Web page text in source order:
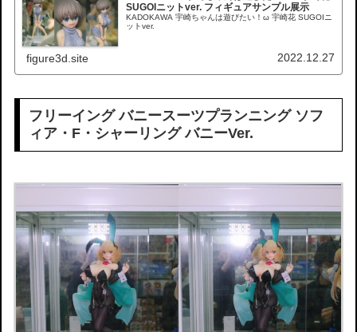
SUGOIニットver. フィギュアサンプル展示
KADOKAWA 宇崎ちゃんは遊びたい！ω 宇崎花 SUGOIニ
ットver.
figure3d.site 2022.12.27
フリーイング バニースーツプランニング ソフ
ィア・F・シャーリング バニーVer.